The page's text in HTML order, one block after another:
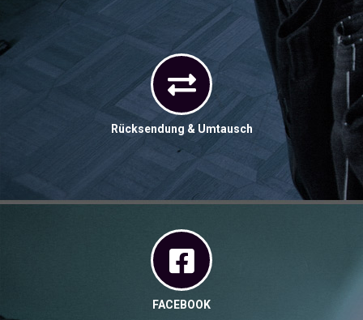
Rücksendung & Umtausch
FACEBOOK